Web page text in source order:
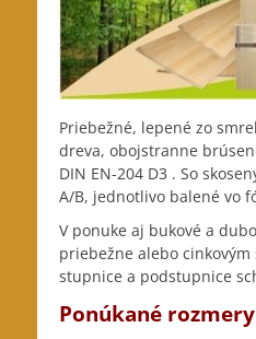
Priebežné, lepené zo
dreva, obojstranne
DIN EN-204 D3 . So
A/B, jednotlivo balené vo
V ponuke aj bukové a
priebežne alebo
stupnice a podstupnice
Ponúkané rozmery